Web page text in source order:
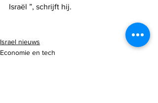
Israël ”, schrijft hij.
Israel nieuws
Economie en tech